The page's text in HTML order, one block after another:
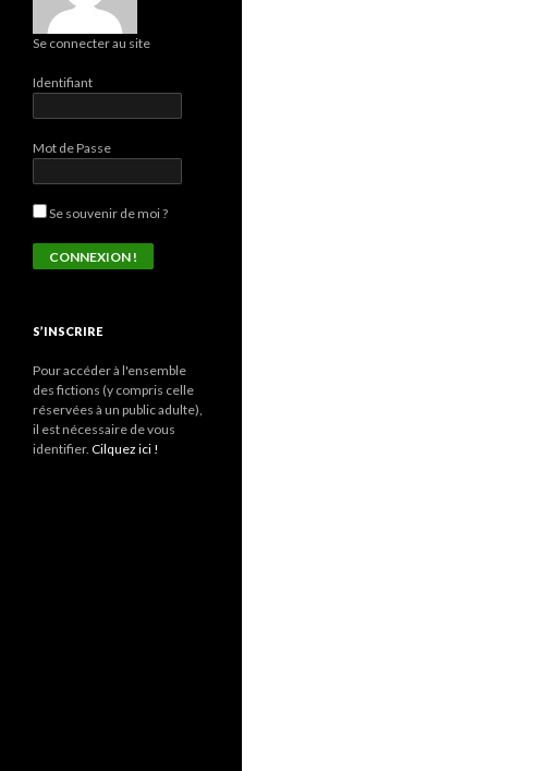
Se connecter au site
Identifiant
Mot de Passe
Se souvenir de moi ?
S’INSCRIRE
Pour accéder à l'ensemble
des fictions (y compris celle
réservées à un public adulte),
il est nécessaire de vous
identifier. Cilquez ici !